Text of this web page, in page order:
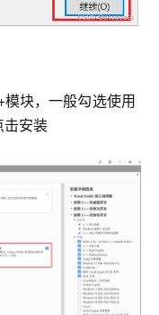
块，一般勾选使用
安装